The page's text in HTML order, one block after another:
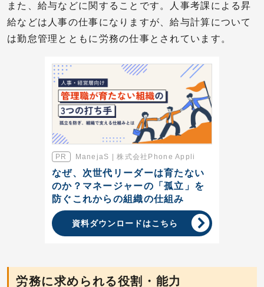
また、給与などに関することです。人事考課による昇
給などは人事の仕事になりますが、給与計算について
は勤怠管理とともに労務の仕事とされています。
ManejaS | 株式会社Phone Appli
なぜ、次世代リーダーは育たない
のか？マネージャーの「孤立」を
防ぐこれからの組織の仕組み
資料ダウンロードはこちら
労務に求められる役割・能力